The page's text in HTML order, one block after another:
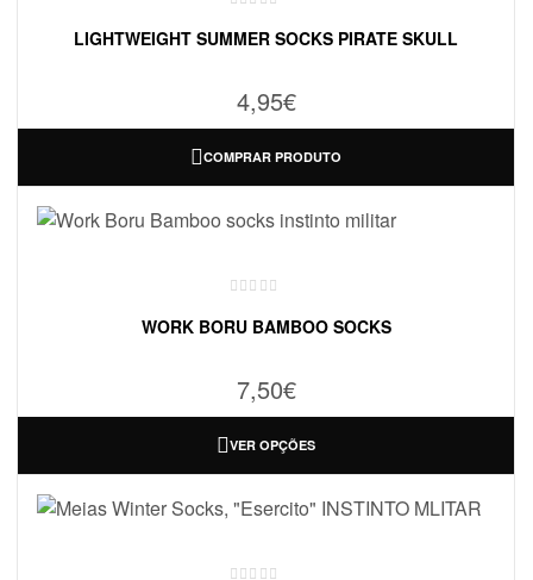
LIGHTWEIGHT SUMMER SOCKS PIRATE SKULL
4,95€
COMPRAR PRODUTO
WORK BORU BAMBOO SOCKS
7,50€
VER OPÇÕES